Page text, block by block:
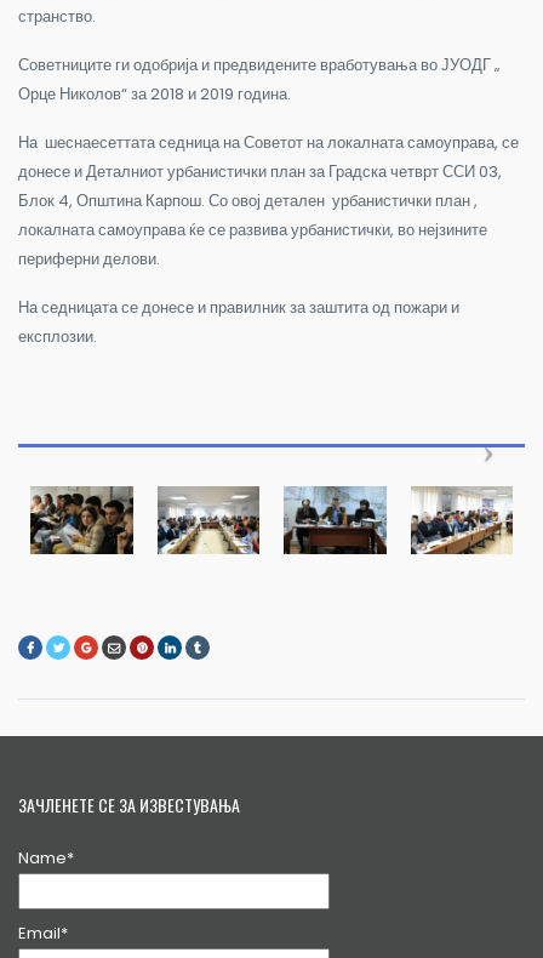
странство.
Советниците ги одобрија и предвидените вработувања во ЈУОДГ „
Орце Николов“ за 2018 и 2019 година.
На шеснаесеттата седница на Советот на локалната самоуправа, се
донесе и Деталниот урбанистички план за Градска четврт ССИ 03,
Блок 4, Општина Карпош. Со овој детален урбанистички план ,
локалната самоуправа ќе се развива урбанистички, во нејзините
периферни делови.
На седницата се донесе и правилник за заштита од пожари и
експлозии.
ЗАЧЛЕНЕТЕ СЕ ЗА ИЗВЕСТУВАЊА
Name*
Email*